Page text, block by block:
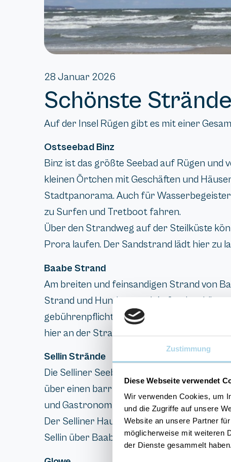
Zustimmung
Diese Webseite verwendet
Wir verwenden Cookies, um
und die Zugriffe auf unsere
Website an unsere Partner
möglicherweise mit weiteren
der Dienste gesammelt haben.
28 Januar 2026
Schönste
Auf der Insel Rügen gibt es mit einer
Ostseebad Binz
Binz ist das größte Seebad auf Rügen
kleinen Örtchen mit Geschäften und
Stadtpanorama. Auch für
zu Surfen und Tretboot fahren.
Über den Strandweg auf der Steilküste
Prora laufen. Der Sandstrand lädt hier zu
Baabe Strand
Am breiten und feinsandigen Strand von
Strand und Hundestrand. Außerdem
gebührenpflichtigen Parkplatz direkt
hier an der Strandpromenade bis nach
Sellin Strände
Die Selliner Seebrücke macht den Strand
über einen barrierefreien Aufzug. Der
und Gastronomie sind vor Ort.
Der Selliner Hauptbadestrand befindet
Sellin über Baabe bis Göhren.